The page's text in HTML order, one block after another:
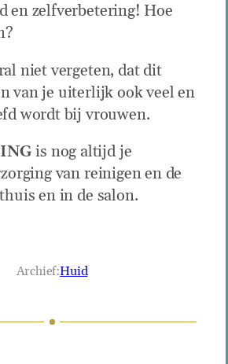
en zelfverbetering! Hoe
niet vergeten, dat dit
van je uiterlijk ook veel en
wordt bij vrouwen.
is nog altijd je
van reinigen en de
en in de salon.
Archief:Huid